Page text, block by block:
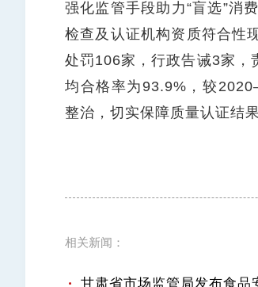
强化监管手段助力“盲选”消
检查及认证机构资质符合性
处罚106家，行政告诫3家
均合格率为93.9%，较
整治，切实保障质量认证结
相关新闻：
甘肃省市场监管局发布食品